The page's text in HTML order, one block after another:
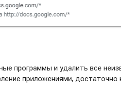
программы и удалить все
приложениями,